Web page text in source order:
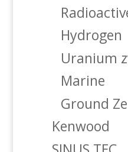
Hydrogen
Uranium
Marine
Ground
Kenwood